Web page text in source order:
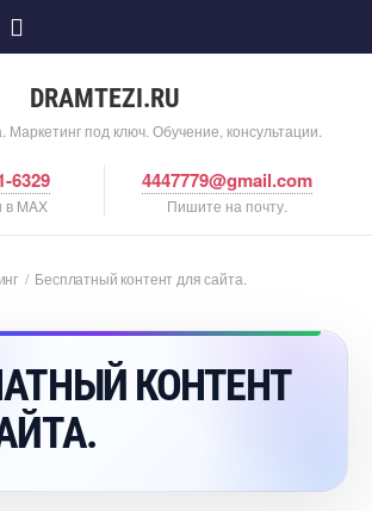
DRAMTEZI.RU
Маркетинг под ключ. Обучение, консультации.
6329
в MAX
4447779@gmail.com
Пишите на почту.
/ Бесплатный контент для сайта.
КОНТЕНТ